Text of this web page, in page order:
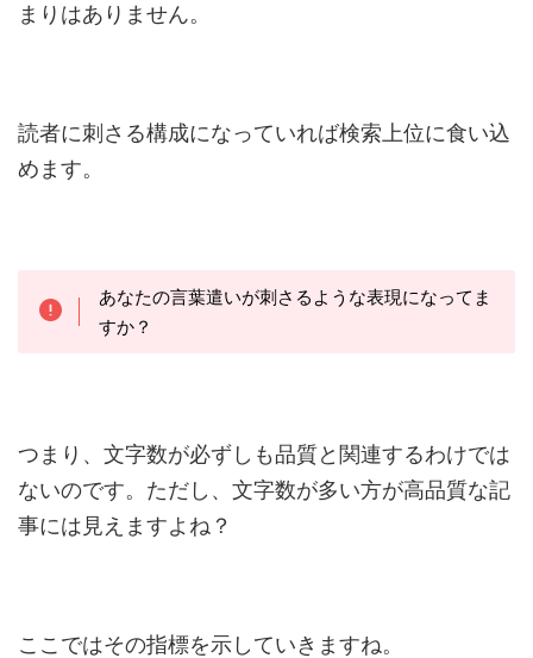
まりはありません。
読者に刺さる構成になっていれば検索上位に食い込
めます。
あなたの言葉遣いが刺さるような表現になってま
すか？
つまり、文字数が必ずしも品質と関連するわけでは
ないのです。ただし、文字数が多い方が高品質な記
事には見えますよね？
ここではその指標を示していきますね。